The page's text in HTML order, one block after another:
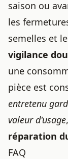
saison ou
les
semelles et
vigilance
une
pièce est
entretenu
valeur d'usage
réparation
FAQ